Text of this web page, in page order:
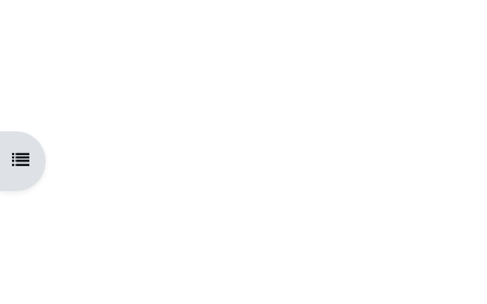
Abrir índice da disciplina